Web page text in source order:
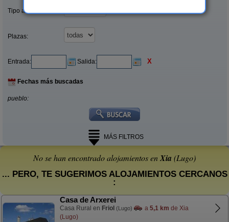
Tipo alquiler:
Plazas:
Entrada: Salida: X
Fechas más buscadas
pueblo:
MÁS FILTROS
No se han encontrado alojamientos enXia (Lugo)
... PERO, TE SUGERIMOS ALOJAMIENTOS CERCANOS
:
Casa de Arxerei
Casa Rural en Friol (Lugo) a 5,1 km de Xia
(Lugo)